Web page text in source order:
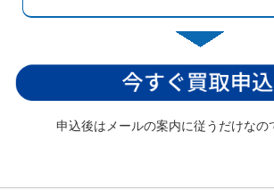
申込後はメールの案内に従うだけなの